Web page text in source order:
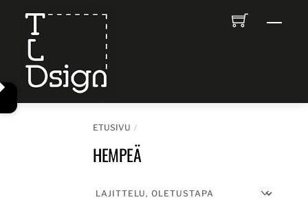
content
ETUSIVU
HEMPEÄ